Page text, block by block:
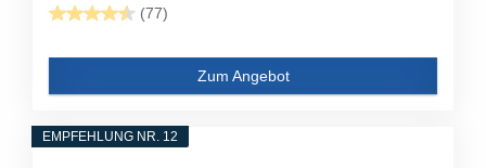
(77)
Zum Angebot
EMPFEHLUNG NR. 12